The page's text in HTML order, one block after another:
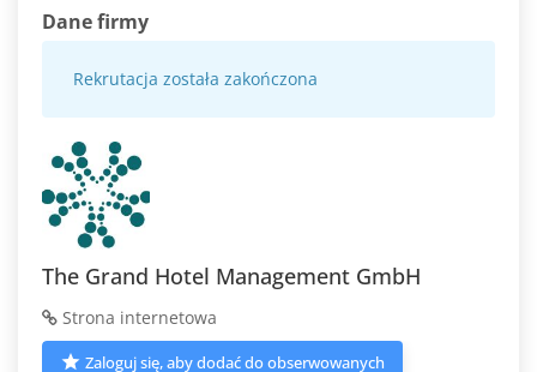
Dane firmy
Rekrutacja została zakończona
The Grand Hotel Management GmbH
Strona internetowa
Zaloguj się, aby dodać do obserwowanych